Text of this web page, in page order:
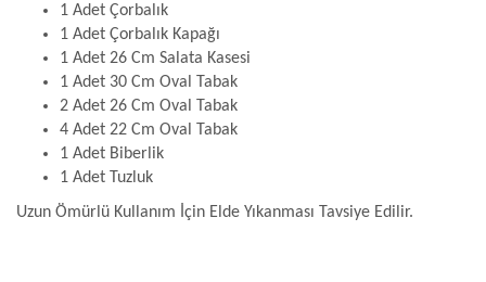
1 Adet Çorbalık
1 Adet Çorbalık Kapağı
1 Adet 26 Cm Salata Kasesi
1 Adet 30 Cm Oval Tabak
2 Adet 26 Cm Oval Tabak
4 Adet 22 Cm Oval Tabak
1 Adet Biberlik
1 Adet Tuzluk
Uzun Ömürlü Kullanım İçin Elde Yıkanması Tavsiye Edilir.